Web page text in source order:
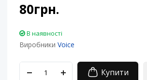
80грн.
В наявності
Виробники Voice
Купити